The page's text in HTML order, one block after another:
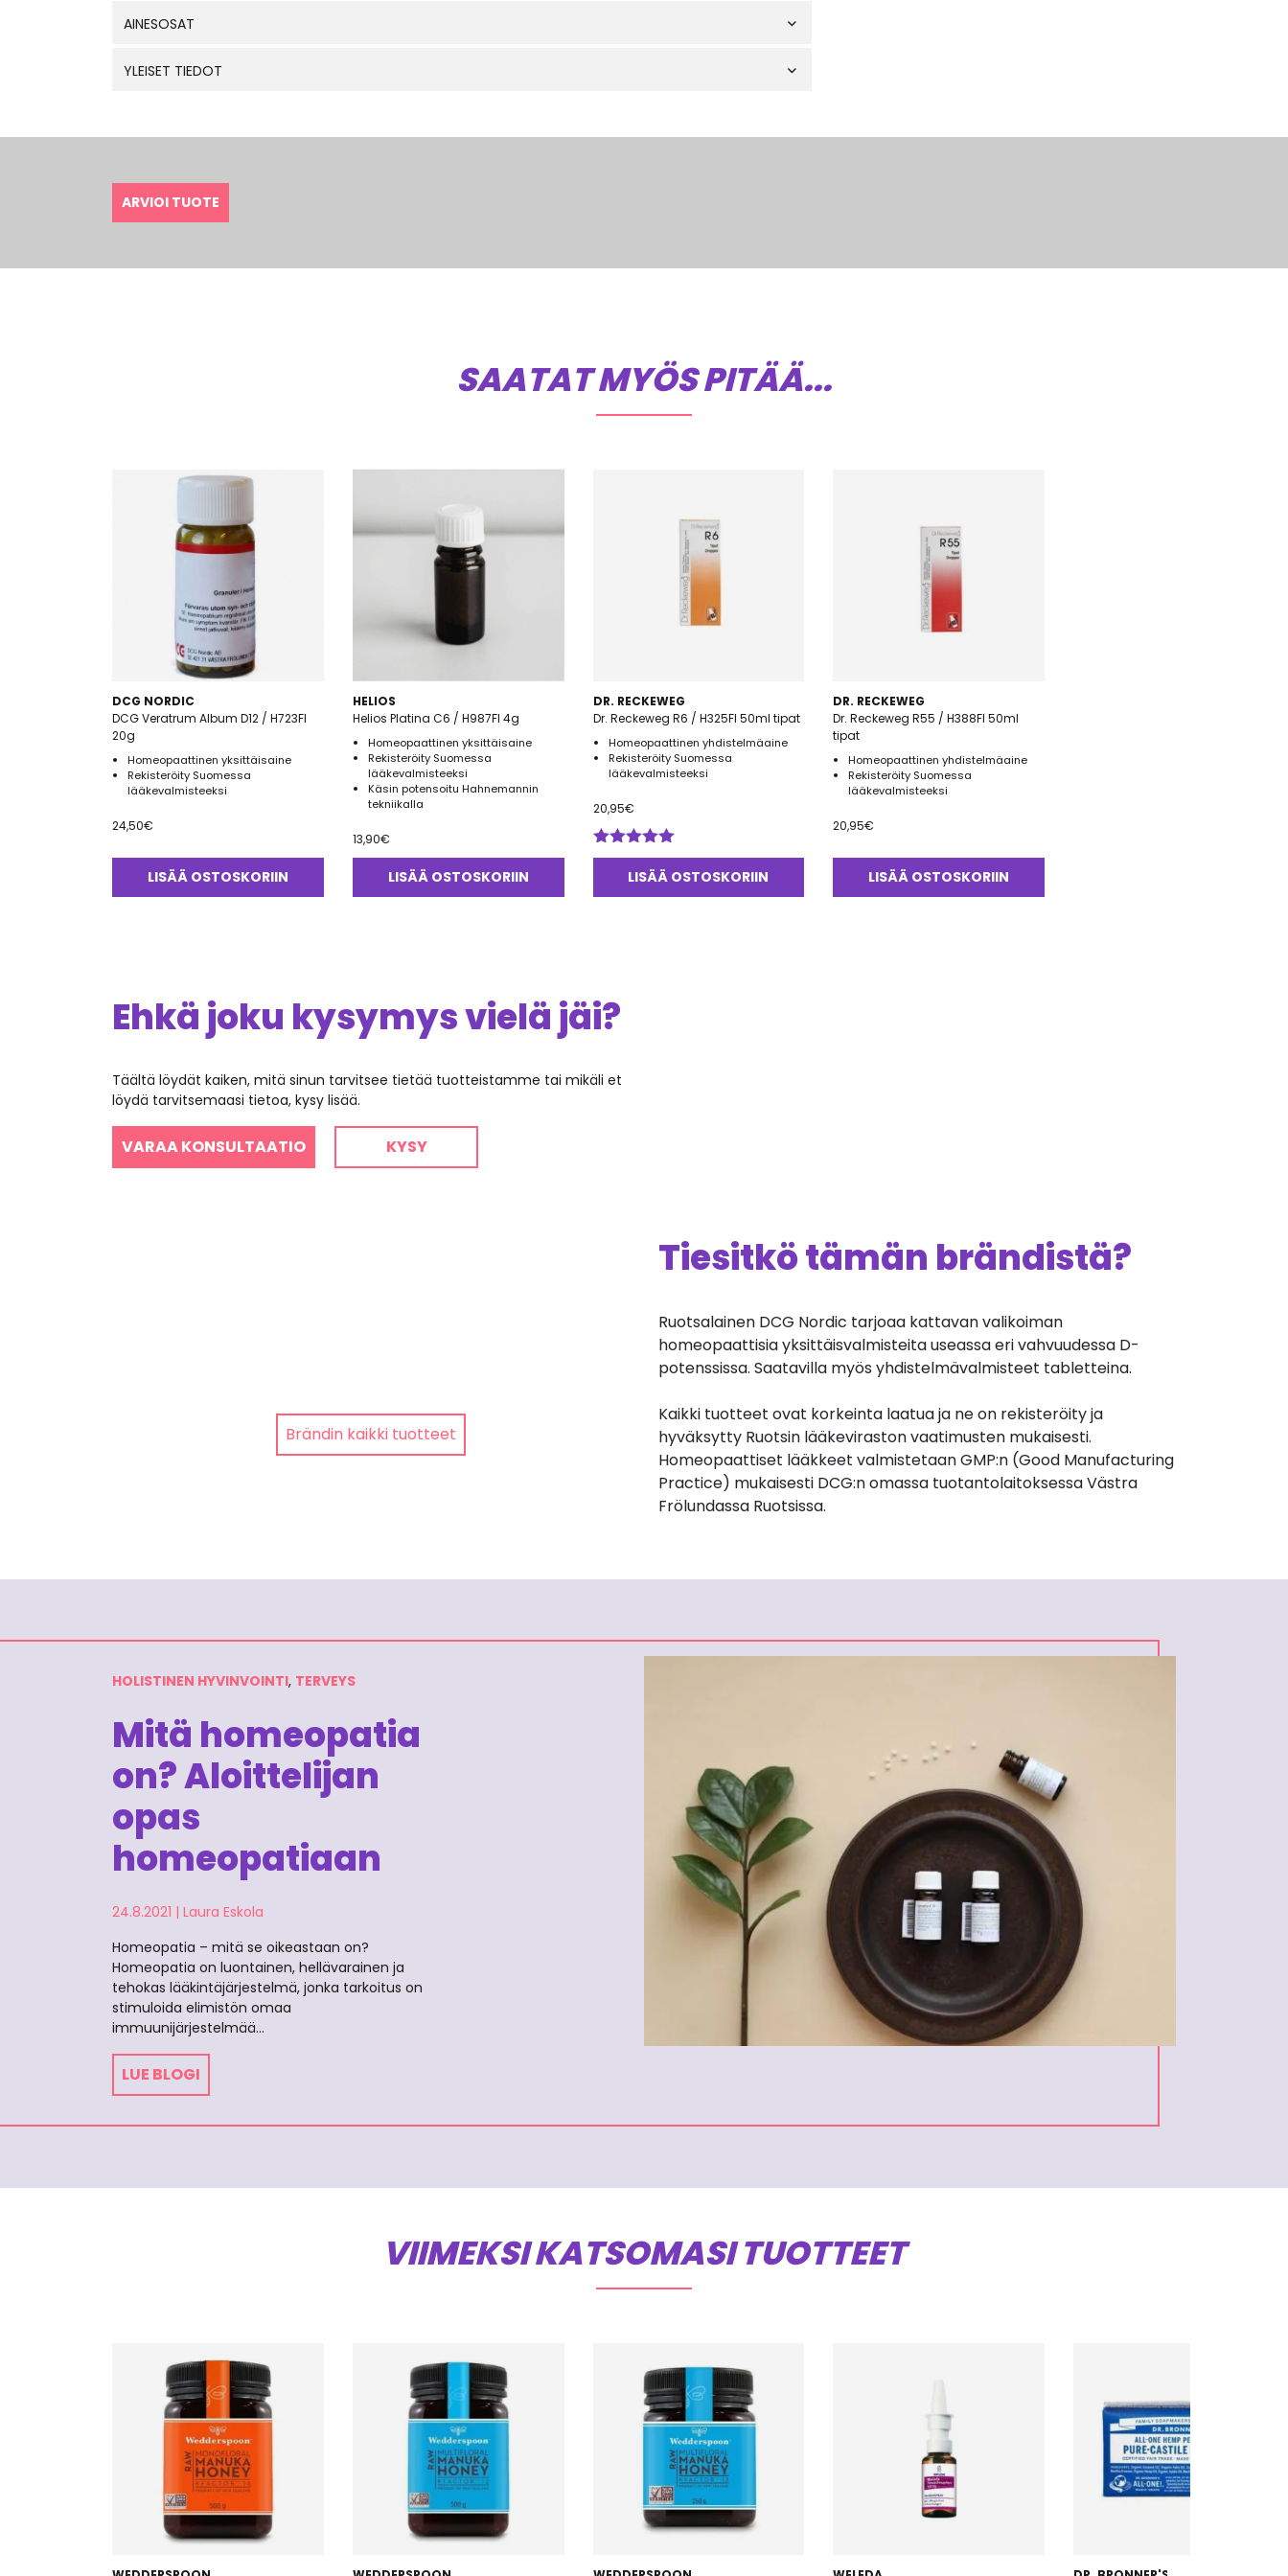
AINESOSAT
YLEISET TIEDOT
ARVIOI TUOTE
SAATAT MYÖS PITÄÄ...
DCG NORDIC
DCG Veratrum Album D12 / H723FI
20g
Homeopaattinen yksittäisaine
Rekisteröity Suomessa
lääkevalmisteeksi
24,50€
LISÄÄ OSTOSKORIIN
HELIOS
Helios Platina C6 / H987FI 4g
Homeopaattinen yksittäisaine
Rekisteröity Suomessa
lääkevalmisteeksi
Käsin potensoitu Hahnemannin
tekniikalla
13,90€
LISÄÄ OSTOSKORIIN
DR. RECKEWEG
Dr. Reckeweg R6 / H325FI 50ml tipat
Homeopaattinen yhdistelmäaine
Rekisteröity Suomessa
lääkevalmisteeksi
20,95€
Arvostelu
tuotteesta:
LISÄÄ OSTOSKORIIN
DR. RECKEWEG
Dr. Reckeweg R55 / H388FI 50ml
tipat
Homeopaattinen yhdistelmäaine
Rekisteröity Suomessa
lääkevalmisteeksi
20,95€
LISÄÄ OSTOSKORIIN
Ehkä joku kysymys vielä jäi?
Täältä löydät kaiken, mitä sinun tarvitsee tietää tuotteistamme tai mikäli et
löydä tarvitsemaasi tietoa, kysy lisää.
VARAA KONSULTAATIO KYSY
Brändin kaikki tuotteet
Tiesitkö tämän brändistä?
Ruotsalainen DCG Nordic tarjoaa kattavan valikoiman
homeopaattisia yksittäisvalmisteita useassa eri vahvuudessa D-
potenssissa. Saatavilla myös yhdistelmävalmisteet tabletteina.
Kaikki tuotteet ovat korkeinta laatua ja ne on rekisteröity ja
hyväksytty Ruotsin lääkeviraston vaatimusten mukaisesti.
Homeopaattiset lääkkeet valmistetaan GMP:n (Good Manufacturing
Practice) mukaisesti DCG:n omassa tuotantolaitoksessa Västra
Frölundassa Ruotsissa.
HOLISTINEN HYVINVOINTI, TERVEYS
Mitä homeopatia
on? Aloittelijan
opas
homeopatiaan
24.8.2021 | Laura Eskola
Homeopatia – mitä se oikeastaan on?
Homeopatia on luontainen, hellävarainen ja
tehokas lääkintäjärjestelmä, jonka tarkoitus on
stimuloida elimistön omaa
immuunijärjestelmää…
LUE BLOGI
VIIMEKSI KATSOMASI TUOTTEET